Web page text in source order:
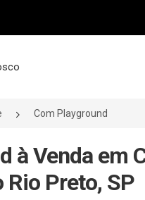
Com Playground
à Venda em
Rio Preto, SP